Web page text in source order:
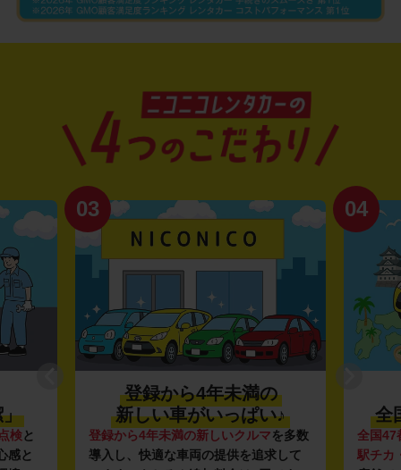
」
検と
感と
03
登録から4年未満の
新しい車がいっぱい♪
登録から4年未満の新しいクルマを多数
導入し、快適な車両の提供を追求して
04
全
全国47
駅チカ